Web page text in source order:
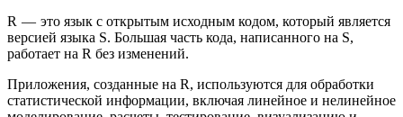
R — это язык с открытым исходным кодом, который является
версией языка S. Большая часть кода, написанного на S,
работает на R без изменений.
Приложения, созданные на R, используются для обработки
статистической информации, включая линейное и нелинейное